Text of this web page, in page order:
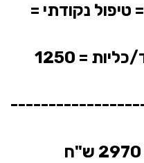
טיפול נקודתי =
5 X יוריניקס = ניקוי כבד/כליות = 1250